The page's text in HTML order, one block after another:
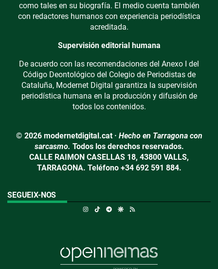
como tales en su biografía. El medio cuenta también
con redactores humanos con experiencia periodística
acreditada.
Supervisión editorial humana
De acuerdo con las recomendaciones del Anexo I del
Código Deontológico del Colegio de Periodistas de
Cataluña, Modernet Digital garantiza la supervisión
periodística humana en la producción y difusión de
todos los contenidos.
© 2026 modernetdigital.cat · Hecho en Tarragona con
sarcasmo. Todos los derechos reservados.
CALLE RAIMON CASELLAS 18, 43800 VALLS,
TARRAGONA. Teléfono +34 692 591 884.
SEGUEIX-NOS
Instagram
TikTokTelegramGoogle Discover